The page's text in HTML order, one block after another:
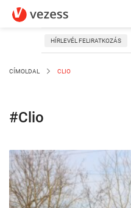
HÍRLEVÉL FELIRATKOZÁS
CÍMOLDAL CLIO
#Clio